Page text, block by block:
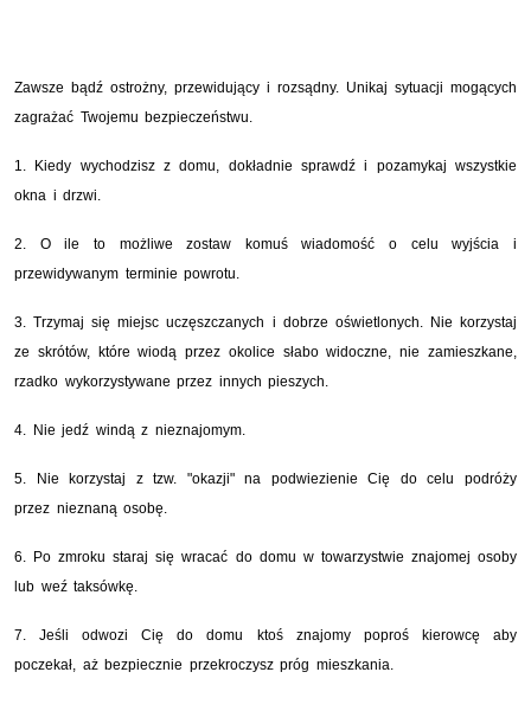
Zawsze bądź ostrożny, przewidujący i rozsądny. Unikaj sytuacji mogących
zagrażać Twojemu bezpieczeństwu.
1. Kiedy wychodzisz z domu, dokładnie sprawdź i pozamykaj wszystkie
okna i drzwi.
2. O ile to możliwe zostaw komuś wiadomość o celu wyjścia i
przewidywanym terminie powrotu.
3. Trzymaj się miejsc uczęszczanych i dobrze oświetlonych. Nie korzystaj
ze skrótów, które wiodą przez okolice słabo widoczne, nie zamieszkane,
rzadko wykorzystywane przez innych pieszych.
4. Nie jedź windą z nieznajomym.
5. Nie korzystaj z tzw. "okazji" na podwiezienie Cię do celu podróży
przez nieznaną osobę.
6. Po zmroku staraj się wracać do domu w towarzystwie znajomej osoby
lub weź taksówkę.
7. Jeśli odwozi Cię do domu ktoś znajomy poproś kierowcę aby
poczekał, aż bezpiecznie przekroczysz próg mieszkania.